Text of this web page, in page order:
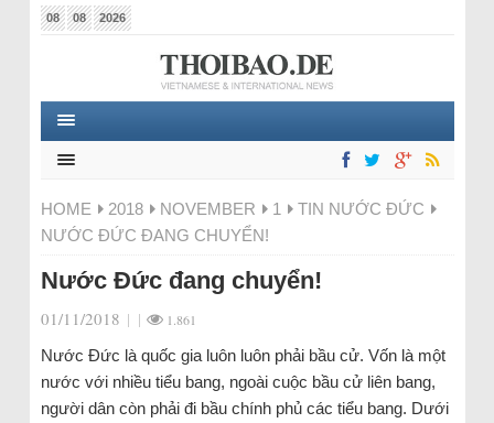
08 08 2026
HOME 2018 NOVEMBER 1
TIN NƯỚC ĐỨC
NƯỚC ĐỨC ĐANG CHUYỂN!
Nước Đức đang chuyển!
01/11/2018 | | 1.861
Nước Đức là quốc gia luôn luôn phải bầu cử. Vốn là một
nước với nhiều tiểu bang, ngoài cuộc bầu cử liên bang,
người dân còn phải đi bầu chính phủ các tiểu bang. Dưới